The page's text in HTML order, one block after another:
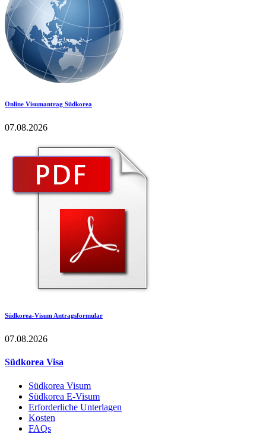
Online Visumantrag Südkorea
07.08.2026
Südkorea-Visum Antragsformular
07.08.2026
Südkorea Visa
Südkorea Visum
Südkorea E-Visum
Erforderliche Unterlagen
Kosten
FAQs